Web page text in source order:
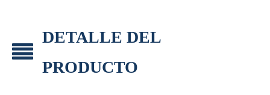
DETALLE DEL
PRODUCTO